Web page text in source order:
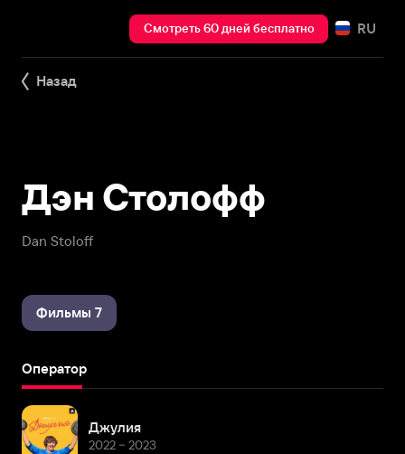
Смотреть 60 дней бесплатно RU
Назад
Dan Stoloff
Дэн Столофф
Фильмы 7
Оператор
Джулия
2022 – 2023